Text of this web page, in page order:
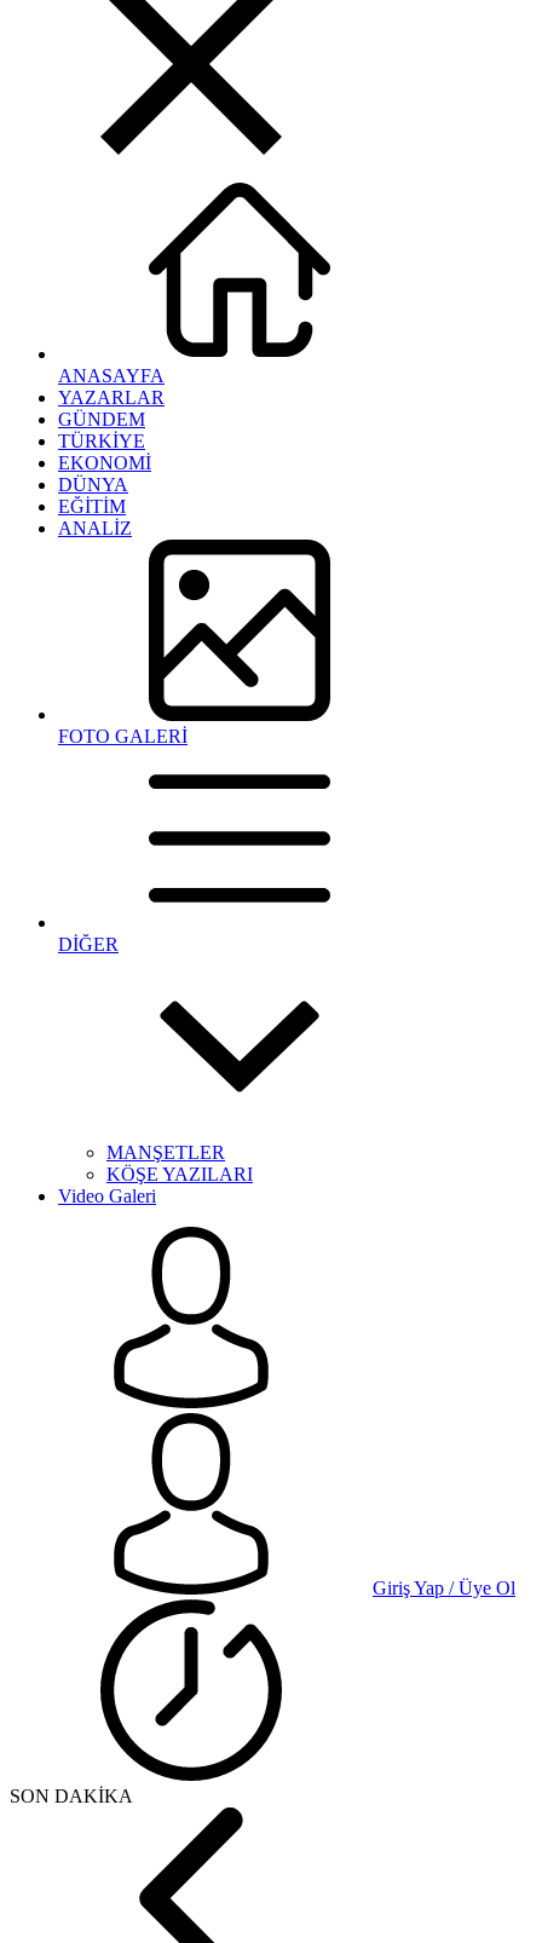
ANASAYFA
YAZARLAR
GÜNDEM
TÜRKİYE
EKONOMİ
DÜNYA
EĞİTİM
ANALİZ
FOTO GALERİ
DİĞER
MANŞETLER
KÖŞE YAZILARI
Video Galeri
Giriş Yap / Üye Ol
SON DAKİKA